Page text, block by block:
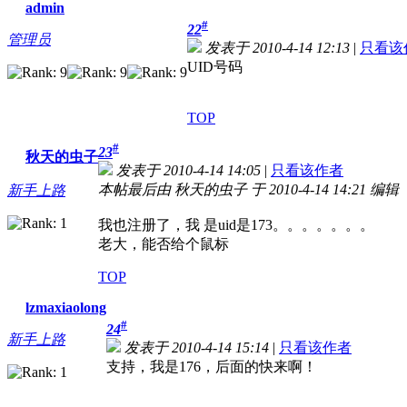
admin
管理员
22#
发表于 2010-4-14 12:13 | 只看该
UID号码
TOP
秋天的虫子
新手上路
23#
发表于 2010-4-14 14:05 | 只看该作者
本帖最后由 秋天的虫子 于 2010-4-14 14:21 编辑
我也注册了，我 是uid是173。。。。。。。
老大，能否给个鼠标
TOP
lzmaxiaolong
新手上路
24#
发表于 2010-4-14 15:14 | 只看该作者
支持，我是176，后面的快来啊！